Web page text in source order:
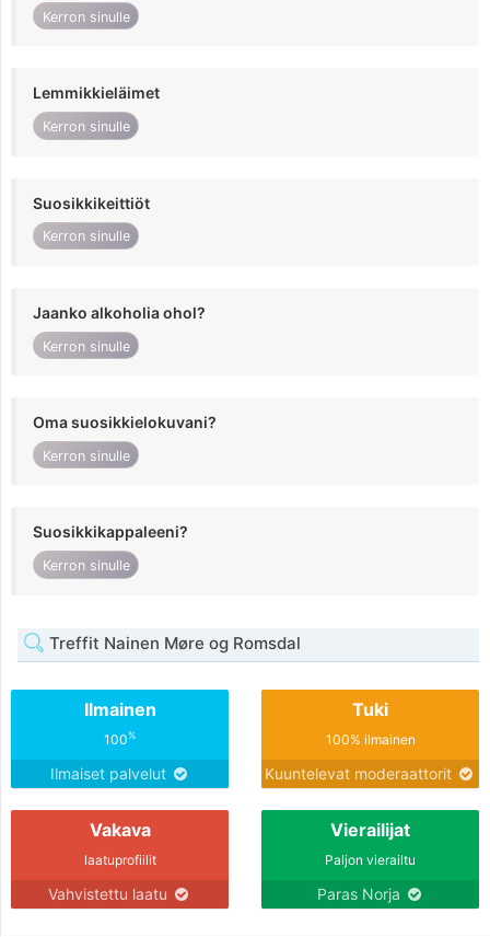
Kerron sinulle
Lemmikkieläimet
Kerron sinulle
Suosikkikeittiöt
Kerron sinulle
Jaanko alkoholia ohol?
Kerron sinulle
Oma suosikkielokuvani?
Kerron sinulle
Suosikkikappaleeni?
Kerron sinulle
Treffit Nainen Møre og Romsdal
Ilmainen
100%
Ilmaiset palvelut
Tuki
100% ilmainen
Kuuntelevat moderaattorit
Vakava
laatuprofiilit
Vahvistettu laatu
Vierailijat
Paljon vierailtu
Paras Norja